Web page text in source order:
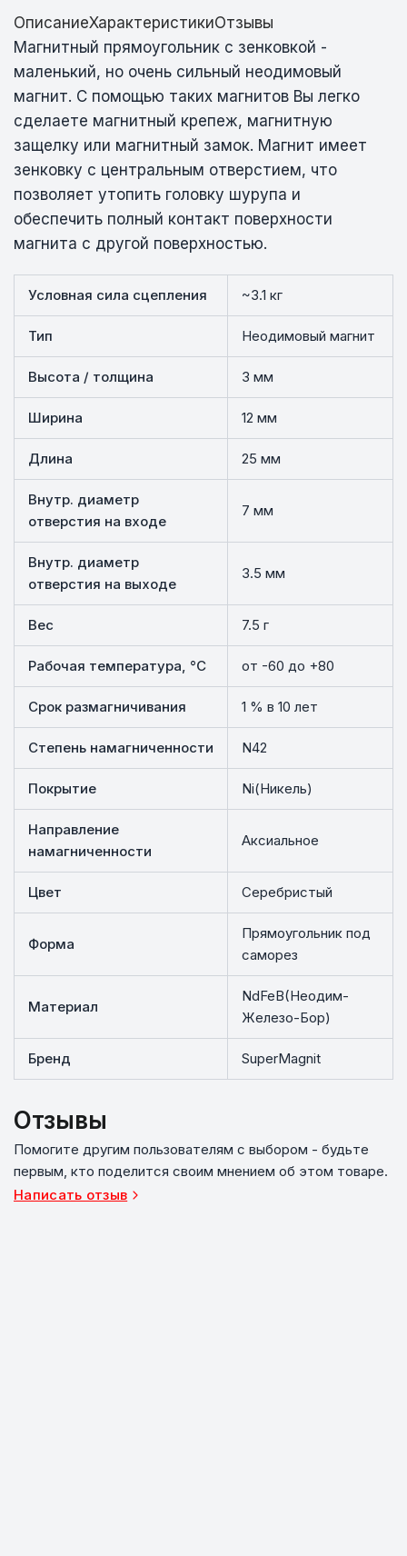
ОписаниеХарактеристикиОтзывы
Магнитный прямоугольник с зенковкой -
маленький, но очень сильный неодимовый
магнит. С помощью таких магнитов Вы легко
сделаете магнитный крепеж, магнитную
защелку или магнитный замок. Магнит имеет
зенковку c центральным отверстием, что
позволяет утопить головку шурупа и
обеспечить полный контакт поверхности
магнита с другой поверхностью.
Условная сила сцепления ~3.1 кг
Тип Неодимовый магнит
Высота / толщина 3 мм
Ширина 12 мм
Длина 25 мм
Внутр. диаметр
отверстия на входе
7 мм
Внутр. диаметр
отверстия на выходе
3.5 мм
Вес 7.5 г
Рабочая температура, °C от -60 до +80
Срок размагничивания 1 % в 10 лет
Степень намагниченности N42
Покрытие Ni(Никель)
Направление
намагниченности
Аксиальное
Цвет Серебристый
Форма
Прямоугольник под
саморез
Материал
NdFeB(Неодим-
Железо-Бор)
Бренд SuperMagnit
Отзывы
Помогите другим пользователям с выбором - будьте
первым, кто поделится своим мнением об этом товаре.
Написать отзыв